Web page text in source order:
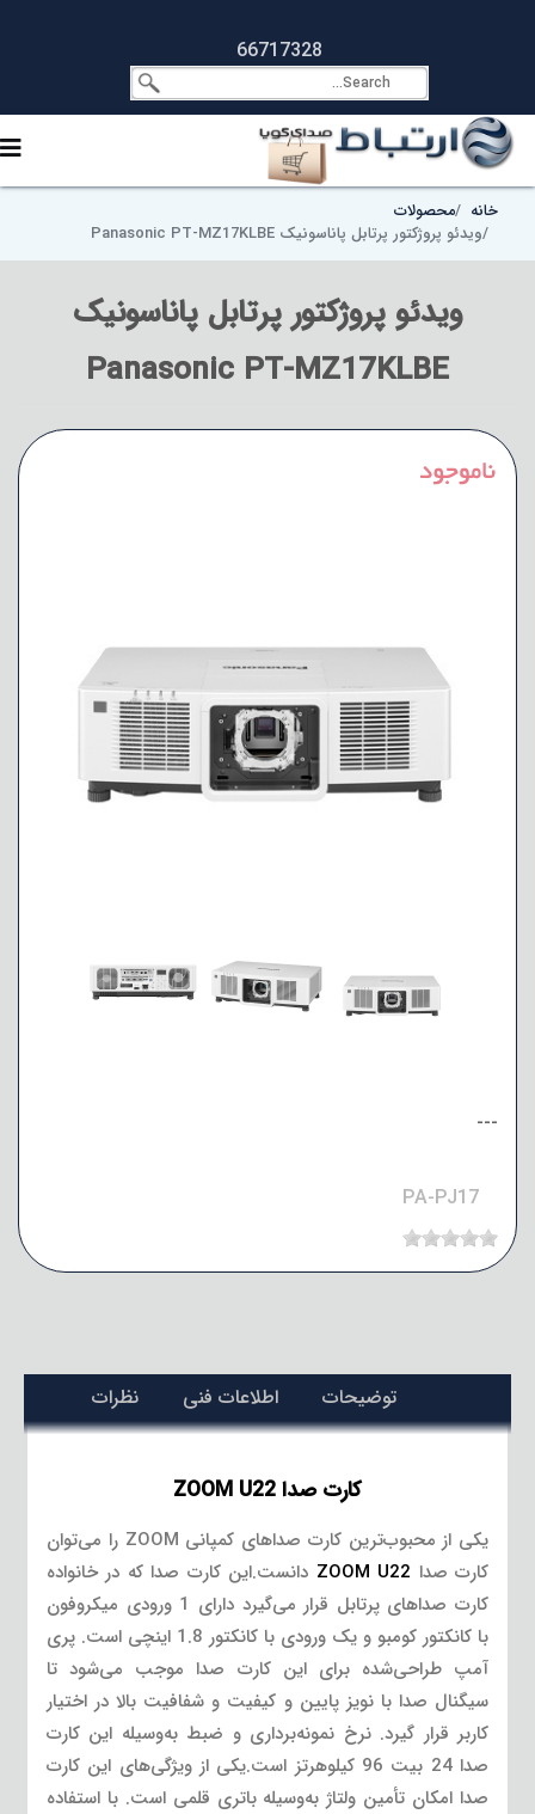
66717328
خانه
محصولات
ویدئو پروژکتور پرتابل پاناسونیک Panasonic PT-MZ17KLBE
ویدئو پروژکتور پرتابل پاناسونیک
Panasonic PT-MZ17KLBE
---
PA-PJ17
توضیحات اطلاعات فنی نظرات
کارت صدا ZOOM U22
یکی از محبوب‌ترین کارت صداهای کمپانی ZOOM را می‌توان
کارت صدا ZOOM U22 دانست.این کارت صدا که در خانواده
کارت صداهای پرتابل قرار می‌گیرد دارای 1 ورودی میکروفون
با کانکتور کومبو و یک ورودی با کانکتور 1.8 اینچی است. پری
آمپ طراحی‌شده برای این کارت صدا موجب می‌شود تا
سیگنال صدا با نویز پایین و کیفیت و شفافیت بالا در اختیار
کاربر قرار گیرد. نرخ نمونه‌برداری و ضبط به‌وسیله این کارت
صدا 24 بیت 96 کیلوهرتز است.یکی از ویژگی‌های این کارت
صدا امکان تأمین ولتاژ به‌وسیله باتری قلمی است. با استفاده